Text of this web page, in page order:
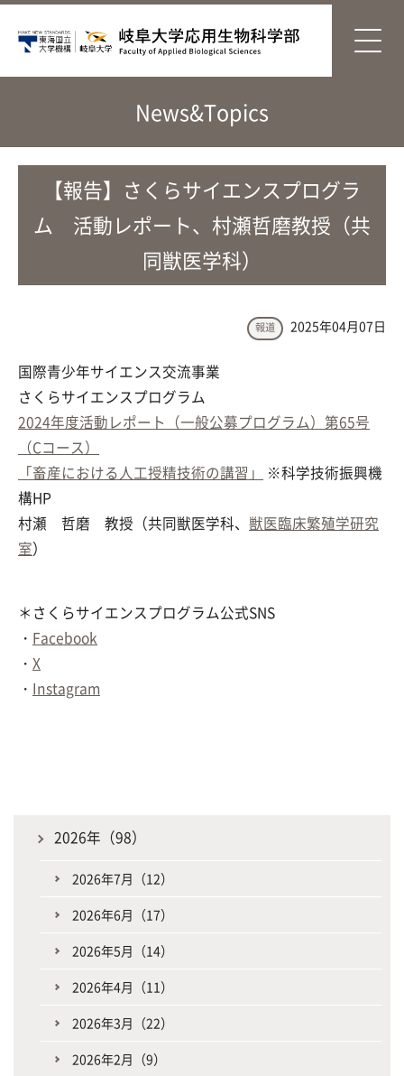
News&Topics
【報告】さくらサイエンスプログラ
ム 活動レポート、村瀬哲磨教授（共
同獣医学科）
報道 2025年04月07日
国際青少年サイエンス交流事業
さくらサイエンスプログラム
2024年度活動レポート（一般公募プログラム）第65号
（Cコース）
「畜産における人工授精技術の講習」
※科学技術振興機
構HP
村瀬 哲磨 教授（共同獣医学科、 獣医臨床繁殖学研究
室）
＊さくらサイエンスプログラム公式SNS
・ Facebook
・ X
・ Instagram
2026年（98）
2026年7月（12）
2026年6月（17）
2026年5月（14）
2026年4月（11）
2026年3月（22）
2026年2月（9）